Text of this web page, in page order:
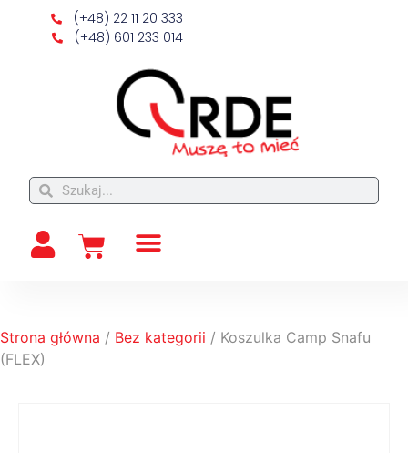
(+48) 22 11 20 333
(+48) 601 233 014
Strona główna / Bez kategorii / Koszulka Camp Snafu
(FLEX)